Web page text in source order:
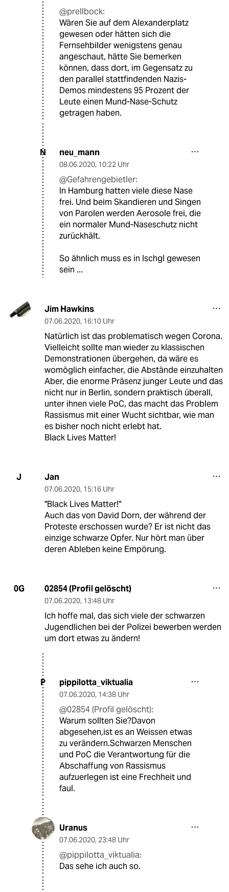
@prellbock:
Wären Sie auf dem Alexanderplatz
gewesen oder hätten sich die
Fernsehbilder wenigstens genau
angeschaut, hätte Sie bemerken
können, dass dort, im Gegensatz zu
den parallel stattfindenden Nazis-
Demos mindestens 95 Prozent der
Leute einen Mund-Nase-Schutz
getragen haben.
N neu_mann
08.06.2020, 10:22 Uhr
@Gefahrengebietler:
In Hamburg hatten viele diese Nase
frei. Und beim Skandieren und Singen
von Parolen werden Aerosole frei, die
ein normaler Mund-Naseschutz nicht
zurückhält.
So ähnlich muss es in Ischgl gewesen
sein ...
Jim Hawkins
07.06.2020, 16:10 Uhr
Natürlich ist das problematisch wegen Corona.
Vielleicht sollte man wieder zu klassischen
Demonstrationen übergehen, da wäre es
womöglich einfacher, die Abstände einzuhalten
Aber, die enorme Präsenz junger Leute und das
nicht nur in Berlin, sondern praktisch überall,
unter ihnen viele PoC, das macht das Problem
Rassismus mit einer Wucht sichtbar, wie man
es bisher noch nicht erlebt hat.
Black Lives Matter!
J Jan
07.06.2020, 15:16 Uhr
"Black Lives Matter!"
Auch das von David Dorn, der während der
Proteste erschossen wurde? Er ist nicht das
einzige schwarze Opfer. Nur hört man über
deren Ableben keine Empörung.
0G 02854 (Profil gelöscht)
07.06.2020, 13:48 Uhr
Ich hoffe mal, das sich viele der schwarzen
Jugendlichen bei der Polizei bewerben werden
um dort etwas zu ändern!
P pippilotta_viktualia
07.06.2020, 14:38 Uhr
@02854 (Profil gelöscht):
Warum sollten Sie?Davon
abgesehen,ist es an Weissen etwas
zu verändern.Schwarzen Menschen
und PoC die Verantwortung für die
Abschaffung von Rassismus
aufzuerlegen ist eine Frechheit und
faul.
Uranus
07.06.2020, 23:48 Uhr
@pippilotta_viktualia:
Das sehe ich auch so.